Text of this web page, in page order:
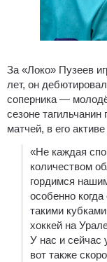
За «Локо» Пузеев
лет, он
соперника —
сезоне
матчей, в его
«Не каждая
количеством
гордимся
особенно
такими
хоккей на
У нас и сейчас
вот также